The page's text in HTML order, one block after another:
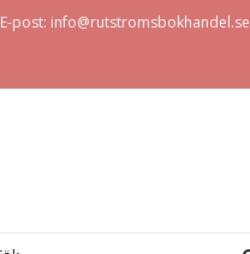
E-post: info@rutstromsbokhandel.se